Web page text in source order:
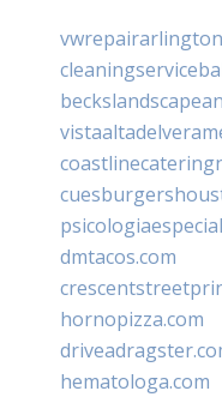
dmtacos.com
hornopizza.com
hematologa.com